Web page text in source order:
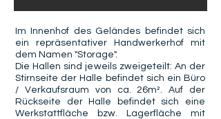
Im Innenhof des Geländes befindet sich
ein repräsentativer Handwerkerhof mit
dem Namen "Storage".
Die Hallen sind jeweils zweigeteilt: An der
Stirnseite der Halle befindet sich ein Büro
/ Verkaufsraum von ca. 26m². Auf der
Rückseite der Halle befindet sich eine
Werkstattfläche bzw. Lagerfläche mit